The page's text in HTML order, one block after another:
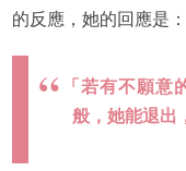
的反應，她的回應是：
「若有不願意
般，她能退出